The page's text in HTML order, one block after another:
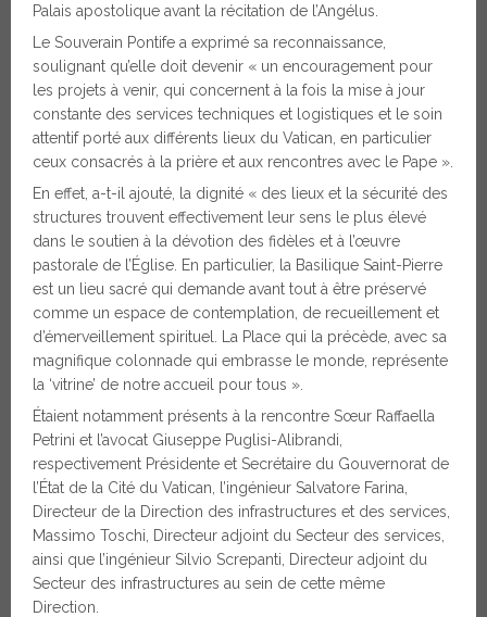
Palais apostolique avant la récitation de l’Angélus.
Le Souverain Pontife a exprimé sa reconnaissance,
soulignant qu’elle doit devenir « un encouragement pour
les projets à venir, qui concernent à la fois la mise à jour
constante des services techniques et logistiques et le soin
attentif porté aux différents lieux du Vatican, en particulier
ceux consacrés à la prière et aux rencontres avec le Pape ».
En effet, a-t-il ajouté, la dignité « des lieux et la sécurité des
structures trouvent effectivement leur sens le plus élevé
dans le soutien à la dévotion des fidèles et à l’œuvre
pastorale de l’Église. En particulier, la Basilique Saint-Pierre
est un lieu sacré qui demande avant tout à être préservé
comme un espace de contemplation, de recueillement et
d’émerveillement spirituel. La Place qui la précède, avec sa
magnifique colonnade qui embrasse le monde, représente
la ‘vitrine’ de notre accueil pour tous ».
Étaient notamment présents à la rencontre Sœur Raffaella
Petrini et l’avocat Giuseppe Puglisi-Alibrandi,
respectivement Présidente et Secrétaire du Gouvernorat de
l’État de la Cité du Vatican, l’ingénieur Salvatore Farina,
Directeur de la Direction des infrastructures et des services,
Massimo Toschi, Directeur adjoint du Secteur des services,
ainsi que l’ingénieur Silvio Screpanti, Directeur adjoint du
Secteur des infrastructures au sein de cette même
Direction.